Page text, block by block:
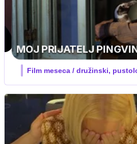
UEFA SUPERPOKAL
V živo na VOYO: sreda ob 20.30